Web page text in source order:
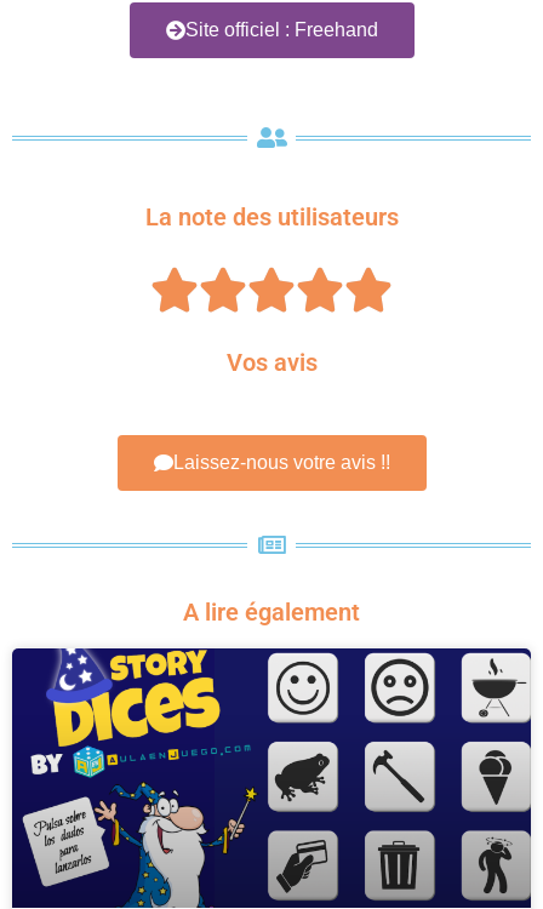
Site officiel : Freehand
La note des utilisateurs

Vos avis
Laissez-nous votre avis !!
A lire également